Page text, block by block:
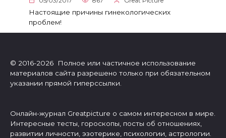
Настоящие причины гинекологических
проблем!
© 2016-2026 Полное или частичное использование
материалов сайта разрешено только при обязательном
указании прямой гиперссылки.
Онлайн-журнал Greatpicture о самом интересном в мире.
Интересные тесты, гороскопы, посты об отношениях,
развитии личности, эзотерике, психологии, астрологии.